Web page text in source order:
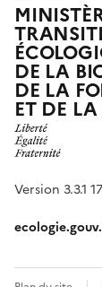
DE LA
DE LA
ET DE
Version 3.3.1